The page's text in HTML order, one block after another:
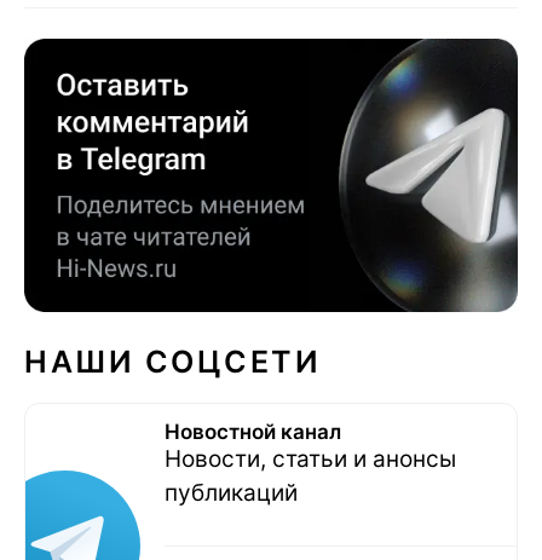
НАШИ СОЦСЕТИ
Новостной канал
Новости, статьи и анонсы
публикаций